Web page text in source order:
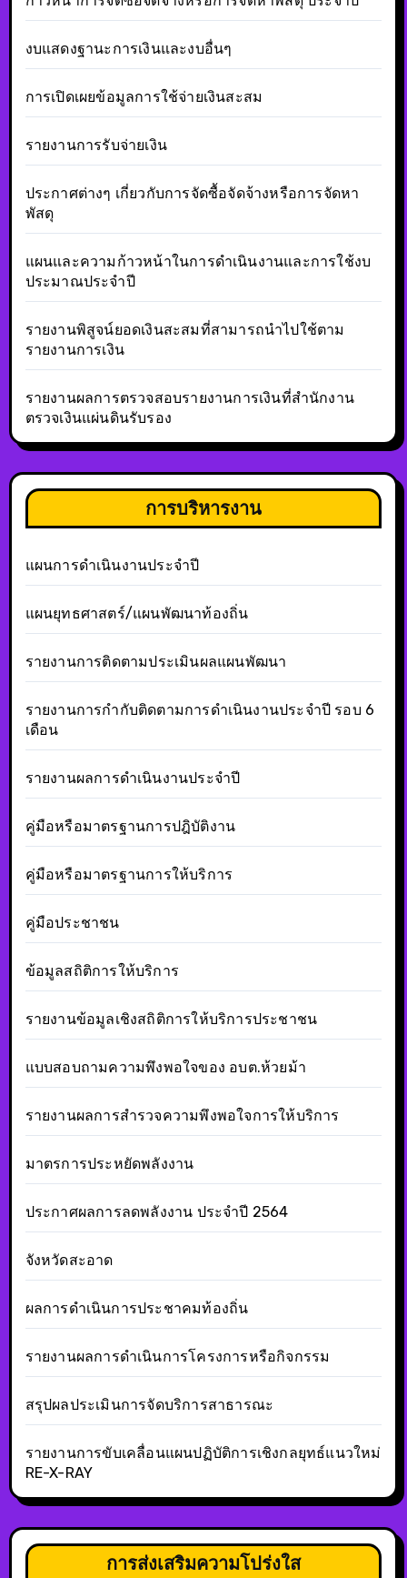
งบแสดงฐานะการเงินและงบอื่นๆ
การเปิดเผยข้อมูลการใช้จ่ายเงินสะสม
รายงานการรับจ่ายเงิน
ประกาศต่างๆ เกี่ยวกับการจัดซื้อจัดจ้างหรือการจัดหา
พัสดุ
แผนและความก้าวหน้าในการดำเนินงานและการใช้งบ
ประมาณประจำปี
รายงานพิสูจน์ยอดเงินสะสมที่สามารถนำไปใช้ตาม
รายงานการเงิน
รายงานผลการตรวจสอบรายงานการเงินที่สำนักงาน
ตรวจเงินแผ่นดินรับรอง
การบริหารงาน
แผนการดำเนินงานประจำปี
แผนยุทธศาสตร์/แผนพัฒนาท้องถิ่น
รายงานการติดตามประเมินผลแผนพัฒนา
รายงานการกำกับติดตามการดำเนินงานประจำปี รอบ 6
เดือน
รายงานผลการดำเนินงานประจำปี
คู่มือหรือมาตรฐานการปฎิบัติงาน
คู่มือหรือมาตรฐานการให้บริการ
คู่มือประชาชน
ข้อมูลสถิติการให้บริการ
รายงานข้อมูลเชิงสถิติการให้บริการประชาชน
แบบสอบถามความพึงพอใจของ อบต.ห้วยม้า
รายงานผลการสำรวจความพึงพอใจการให้บริการ
มาตรการประหยัดพลังงาน
ประกาศผลการลดพลังงาน ประจำปี 2564
จังหวัดสะอาด
ผลการดำเนินการประชาคมท้องถิ่น
รายงานผลการดำเนินการโครงการหรือกิจกรรม
สรุปผลประเมินการจัดบริการสาธารณะ
รายงานการขับเคลื่อนแผนปฏิบัติการเชิงกลยุทธ์แนวใหม่
RE-X-RAY
การส่งเสริมความโปร่งใส